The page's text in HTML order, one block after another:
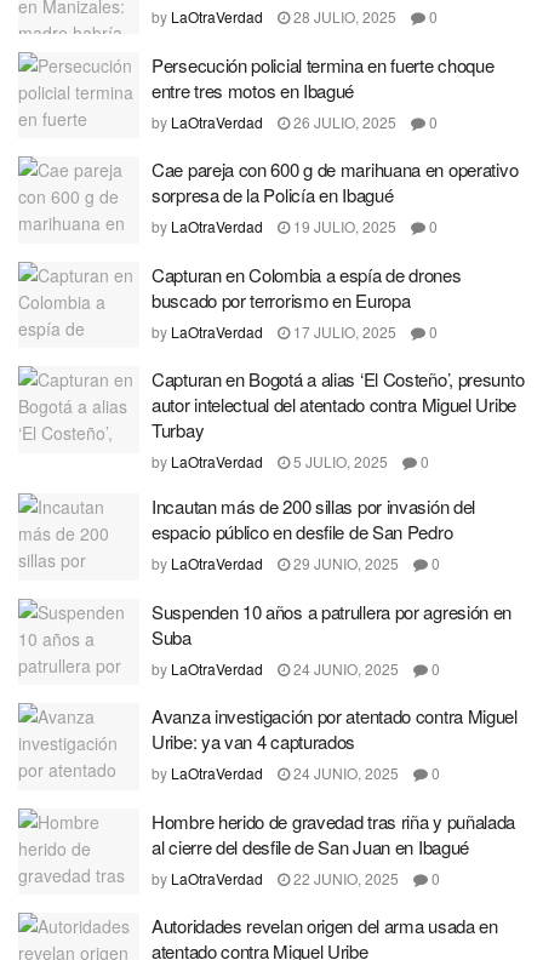
by LaOtraVerdad 28 JULIO, 2025 0
Persecución policial termina en fuerte choque
entre tres motos en Ibagué
by LaOtraVerdad 26 JULIO, 2025 0
Cae pareja con 600 g de marihuana en operativo
sorpresa de la Policía en Ibagué
by LaOtraVerdad 19 JULIO, 2025 0
Capturan en Colombia a espía de drones
buscado por terrorismo en Europa
by LaOtraVerdad 17 JULIO, 2025 0
Capturan en Bogotá a alias ‘El Costeño’, presunto
autor intelectual del atentado contra Miguel Uribe
Turbay
by LaOtraVerdad 5 JULIO, 2025 0
Incautan más de 200 sillas por invasión del
espacio público en desfile de San Pedro
by LaOtraVerdad 29 JUNIO, 2025 0
Suspenden 10 años a patrullera por agresión en
Suba
by LaOtraVerdad 24 JUNIO, 2025 0
Avanza investigación por atentado contra Miguel
Uribe: ya van 4 capturados
by LaOtraVerdad 24 JUNIO, 2025 0
Hombre herido de gravedad tras riña y puñalada
al cierre del desfile de San Juan en Ibagué
by LaOtraVerdad 22 JUNIO, 2025 0
Autoridades revelan origen del arma usada en
atentado contra Miguel Uribe